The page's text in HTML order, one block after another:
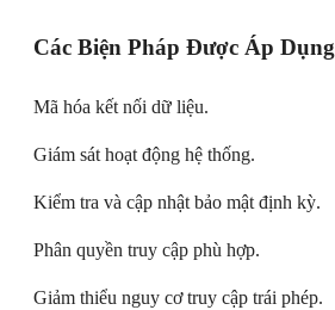
Các Biện Pháp Được Áp Dụng
Mã hóa kết nối dữ liệu.
Giám sát hoạt động hệ thống.
Kiểm tra và cập nhật bảo mật định kỳ.
Phân quyền truy cập phù hợp.
Giảm thiểu nguy cơ truy cập trái phép.